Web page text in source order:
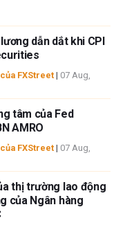
dẫn dắt khi CPI
FXStreet | 07 Aug,
tâm của Fed
AMRO
FXStreet | 07 Aug,
thị trường lao động
của Ngân hàng